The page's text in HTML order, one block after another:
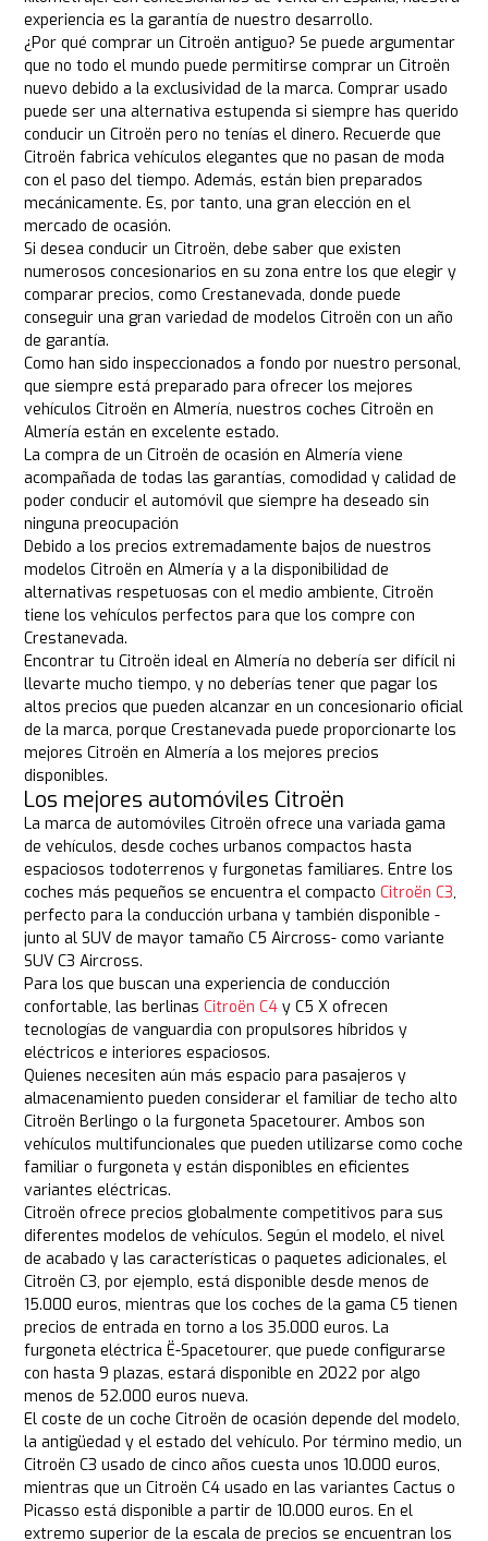
experiencia es la garantía de nuestro desarrollo.
¿Por qué comprar un Citroën antiguo? Se puede argumentar
que no todo el mundo puede permitirse comprar un Citroën
nuevo debido a la exclusividad de la marca. Comprar usado
puede ser una alternativa estupenda si siempre has querido
conducir un Citroën pero no tenías el dinero. Recuerde que
Citroën fabrica vehículos elegantes que no pasan de moda
con el paso del tiempo. Además, están bien preparados
mecánicamente. Es, por tanto, una gran elección en el
mercado de ocasión.
Si desea conducir un Citroën, debe saber que existen
numerosos concesionarios en su zona entre los que elegir y
comparar precios, como Crestanevada, donde puede
conseguir una gran variedad de modelos Citroën con un año
de garantía.
Como han sido inspeccionados a fondo por nuestro personal,
que siempre está preparado para ofrecer los mejores
vehículos Citroën en Almería, nuestros coches Citroën en
Almería están en excelente estado.
La compra de un Citroën de ocasión en Almería viene
acompañada de todas las garantías, comodidad y calidad de
poder conducir el automóvil que siempre ha deseado sin
ninguna preocupación
Debido a los precios extremadamente bajos de nuestros
modelos Citroën en Almería y a la disponibilidad de
alternativas respetuosas con el medio ambiente, Citroën
tiene los vehículos perfectos para que los compre con
Crestanevada.
Encontrar tu Citroën ideal en Almería no debería ser difícil ni
llevarte mucho tiempo, y no deberías tener que pagar los
altos precios que pueden alcanzar en un concesionario oficial
de la marca, porque Crestanevada puede proporcionarte los
mejores Citroën en Almería a los mejores precios
disponibles.
Los mejores automóviles Citroën
La marca de automóviles Citroën ofrece una variada gama
de vehículos, desde coches urbanos compactos hasta
espaciosos todoterrenos y furgonetas familiares. Entre los
coches más pequeños se encuentra el compactoCitroën C3,
perfecto para la conducción urbana y también disponible -
junto al SUV de mayor tamaño C5 Aircross- como variante
SUV C3 Aircross.
Para los que buscan una experiencia de conducción
confortable, las berlinasCitroën C4 y C5 X ofrecen
tecnologías de vanguardia con propulsores híbridos y
eléctricos e interiores espaciosos.
Quienes necesiten aún más espacio para pasajeros y
almacenamiento pueden considerar el familiar de techo alto
Citroën Berlingo o la furgoneta Spacetourer. Ambos son
vehículos multifuncionales que pueden utilizarse como coche
familiar o furgoneta y están disponibles en eficientes
variantes eléctricas.
Citroën ofrece precios globalmente competitivos para sus
diferentes modelos de vehículos. Según el modelo, el nivel
de acabado y las características o paquetes adicionales, el
Citroën C3, por ejemplo, está disponible desde menos de
15.000 euros, mientras que los coches de la gama C5 tienen
precios de entrada en torno a los 35.000 euros. La
furgoneta eléctrica Ë-Spacetourer, que puede configurarse
con hasta 9 plazas, estará disponible en 2022 por algo
menos de 52.000 euros nueva.
El coste de un coche Citroën de ocasión depende del modelo,
la antigüedad y el estado del vehículo. Por término medio, un
Citroën C3 usado de cinco años cuesta unos 10.000 euros,
mientras que un Citroën C4 usado en las variantes Cactus o
Picasso está disponible a partir de 10.000 euros. En el
extremo superior de la escala de precios se encuentran los